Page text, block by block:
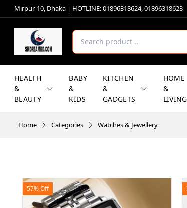
Mirpur-10, Dhaka | HOTLINE: 01896318624, 01896318623
HEALTH
&
BEAUTY
BABY
&
KIDS
KITCHEN
&
GADGETS
HOME
&
LIVING
Home Categories Watches & Jewellery
57% Off